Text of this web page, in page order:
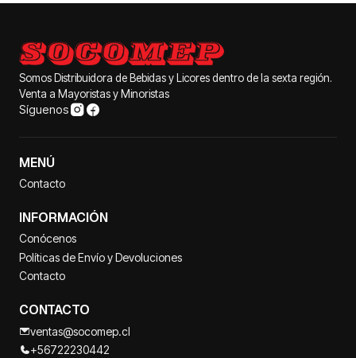
Somos Distribuidora de Bebidas y Licores dentro de la sexta región.
Venta a Mayoristas y Minoristas
Síguenos
MENÚ
Contacto
INFORMACIÓN
Conócenos
Políticas de Envío y Devoluciones
Contacto
CONTACTO
ventas@socomep.cl
+56722230442